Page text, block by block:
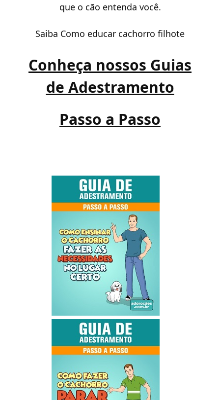
que o cão entenda você.
Saiba Como educar cachorro filhote
Conheça nossos Guias
de Adestramento
Passo a Passo